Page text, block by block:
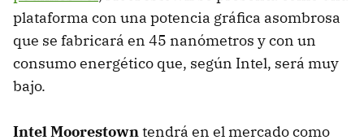
plataforma con una potencia gráfica asombrosa
que se fabricará en 45 nanómetros y con un
consumo energético que, según Intel, será muy
bajo.
Intel Moorestowntendrá en el mercado como